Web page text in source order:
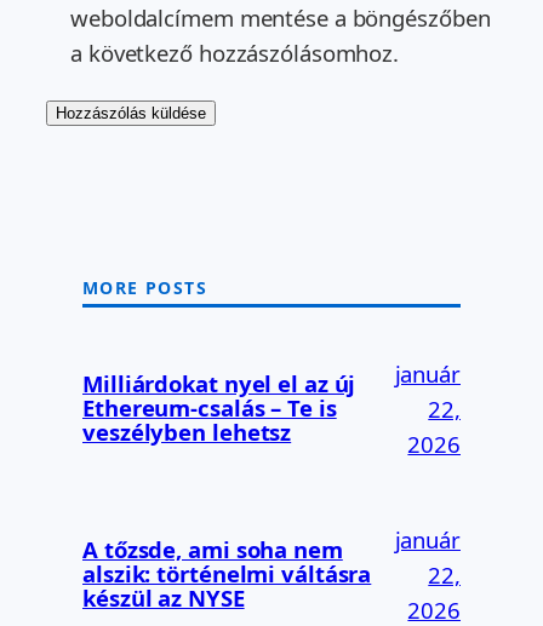
weboldalcímem mentése a böngészőben
a következő hozzászólásomhoz.
MORE POSTS
Milliárdokat nyel el az új
Ethereum-csalás – Te is
veszélyben lehetsz
január
22,
2026
A tőzsde, ami soha nem
alszik: történelmi váltásra
készül az NYSE
január
22,
2026